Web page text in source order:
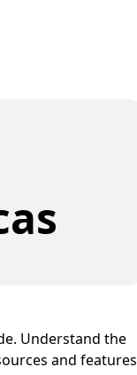
Understand the
and features